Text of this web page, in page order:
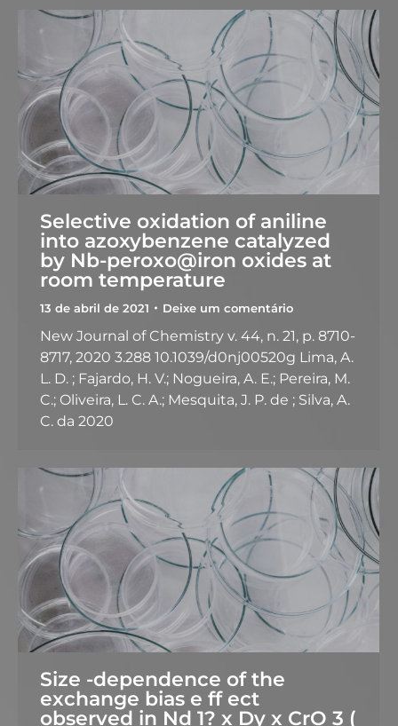
Selective oxidation of aniline
into azoxybenzene catalyzed
by Nb-peroxo@iron oxides at
room temperature
13 de abril de 2021 Deixe um comentário
New Journal of Chemistry v. 44, n. 21, p. 8710-
8717, 2020 3.288 10.1039/d0nj00520g Lima, A.
L. D. ; Fajardo, H. V.; Nogueira, A. E.; Pereira, M.
C.; Oliveira, L. C. A.; Mesquita, J. P. de ; Silva, A.
C. da 2020
Size -dependence of the
exchange bias e ff ect
observed in Nd 1? x Dy x CrO 3 (